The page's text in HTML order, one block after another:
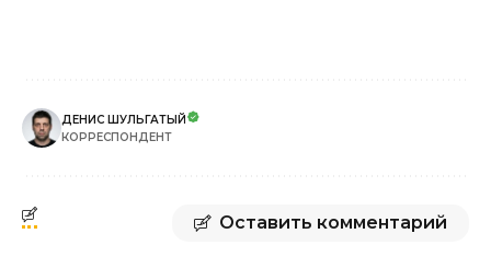
ДЕНИС ШУЛЬГАТЫЙ
КОРРЕСПОНДЕНТ
Оставить комментарий